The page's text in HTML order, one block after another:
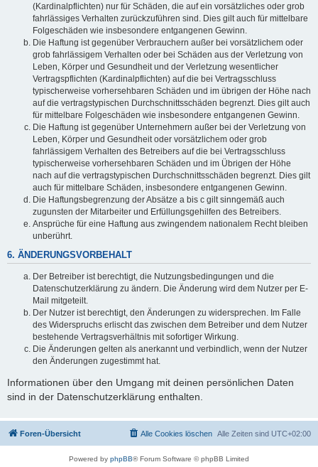
(Kardinalpflichten) nur für Schäden, die auf ein vorsätzliches oder grob
fahrlässiges Verhalten zurückzuführen sind. Dies gilt auch für mittelbare
Folgeschäden wie insbesondere entgangenen Gewinn.
Die Haftung ist gegenüber Verbrauchern außer bei vorsätzlichem oder
grob fahrlässigem Verhalten oder bei Schäden aus der Verletzung von
Leben, Körper und Gesundheit und der Verletzung wesentlicher
Vertragspflichten (Kardinalpflichten) auf die bei Vertragsschluss
typischerweise vorhersehbaren Schäden und im übrigen der Höhe nach
auf die vertragstypischen Durchschnittsschäden begrenzt. Dies gilt auch
für mittelbare Folgeschäden wie insbesondere entgangenen Gewinn.
Die Haftung ist gegenüber Unternehmern außer bei der Verletzung von
Leben, Körper und Gesundheit oder vorsätzlichem oder grob
fahrlässigem Verhalten des Betreibers auf die bei Vertragsschluss
typischerweise vorhersehbaren Schäden und im Übrigen der Höhe
nach auf die vertragstypischen Durchschnittsschäden begrenzt. Dies gilt
auch für mittelbare Schäden, insbesondere entgangenen Gewinn.
Die Haftungsbegrenzung der Absätze a bis c gilt sinngemäß auch
zugunsten der Mitarbeiter und Erfüllungsgehilfen des Betreibers.
Ansprüche für eine Haftung aus zwingendem nationalem Recht bleiben
unberührt.
6. ÄNDERUNGSVORBEHALT
Der Betreiber ist berechtigt, die Nutzungsbedingungen und die
Datenschutzerklärung zu ändern. Die Änderung wird dem Nutzer per E-
Mail mitgeteilt.
Der Nutzer ist berechtigt, den Änderungen zu widersprechen. Im Falle
des Widerspruchs erlischt das zwischen dem Betreiber und dem Nutzer
bestehende Vertragsverhältnis mit sofortiger Wirkung.
Die Änderungen gelten als anerkannt und verbindlich, wenn der Nutzer
den Änderungen zugestimmt hat.
Informationen über den Umgang mit deinen persönlichen Daten
sind in der Datenschutzerklärung enthalten.
Foren-Übersicht Alle Zeiten sind UTC+02:00
Alle Cookies löschen
Powered by phpBB® Forum Software © phpBB Limited